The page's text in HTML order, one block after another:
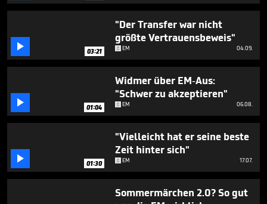
 03:21
"Der Transfer war nicht
größte Vertrauensbeweis"
EM 04.09.
 01:04
Widmer über EM-Aus:
"Schwer zu akzeptieren"
EM 06.08.
 01:30
"Vielleicht hat er seine beste
Zeit hinter sich"
EM 17.07.
Sommermärchen 2.0? So gut